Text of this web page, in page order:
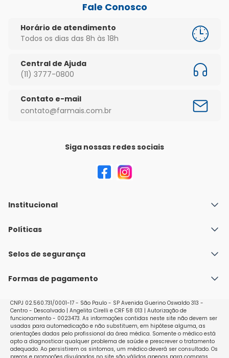
Fale Conosco
Horário de atendimento
Todos os dias das 8h às 18h
Central de Ajuda
(11) 3777-0800
Contato e-mail
contato@farmais.com.br
Siga nossas redes sociais
Institucional
Quem Somos
Nossas lojas
Políticas
Política de Envio
Políticas de Trocas e Devoluções
Selos de segurança
Formas de pagamento
CNPJ 02.560.731/0001-17 - São Paulo - SP Avenida Guerino Oswaldo 313 -
Centro - Descalvado | Angelita Cirelli e CRF 58 013 | Autorização de
funcionamento - 0023473. As informações contidas neste site não devem ser
usadas para automedicação e não substituem, em hipótese alguma, as
orientações dadas pelo profissional da área médica. Somente o médico está
apto a diagnosticar qualquer problema de saúde e prescrever o tratamento
adequado. Ao persistirem os sintomas, um médico deverá ser consultado. Os